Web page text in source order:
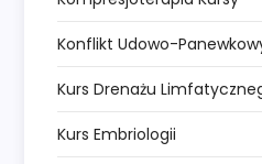
Konflikt Udowo-
Kurs Drenażu
Kurs Embriologii